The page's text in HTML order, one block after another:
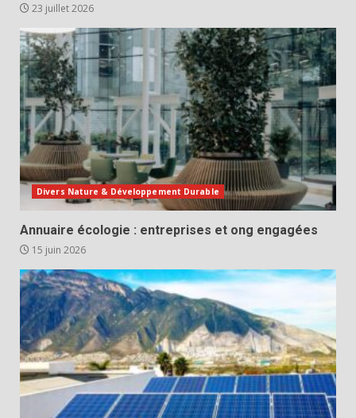
23 juillet 2026
Divers Nature & Développement Durable
Annuaire écologie : entreprises et ong engagées
15 juin 2026